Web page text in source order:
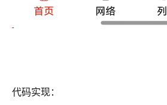
代码实现：